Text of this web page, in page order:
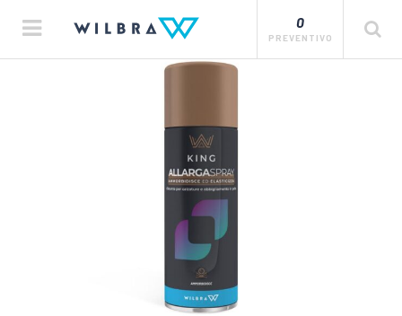
0
PREVENTIVO